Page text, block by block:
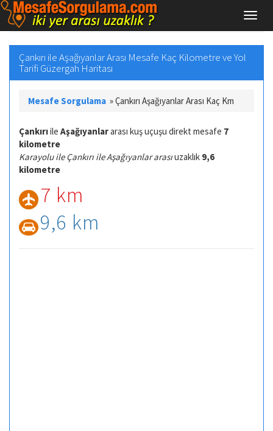
Çankırı ile Aşağıyanlar Arası Mesafe Kaç Kilometre ve Yol
Tarifi Güzergah Haritası
Mesafe Sorgulama »Çankırı Aşağıyanlar Arası Kaç Km
Çankırıile Aşağıyanlararası kuş uçuşu direkt mesafe 7
kilometre
Karayolu ile Çankırı ile Aşağıyanlar arasıuzaklık 9,6
kilometre
7 km
9,6 km